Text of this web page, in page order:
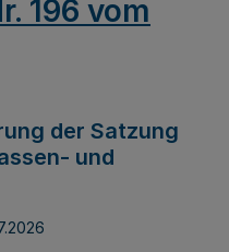
196 vom
der Satzung
und